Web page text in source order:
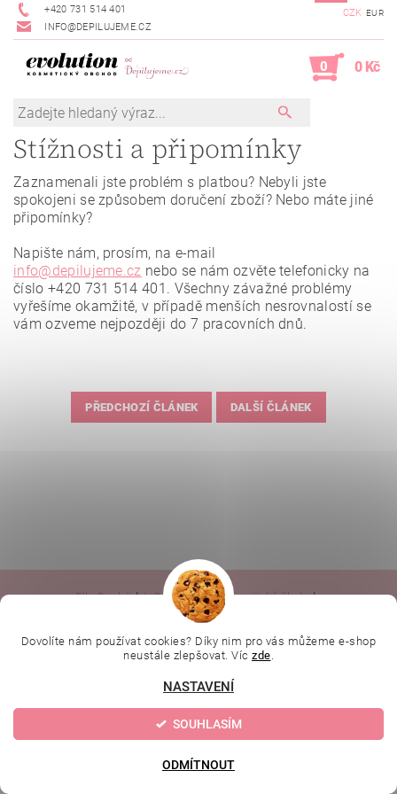
+420 731 514 401
INFO@DEPILUJEME.CZ
CZK EUR
0 0 Kč
Stížnosti a připomínky
Zaznamenali jste problém s platbou? Nebyli jste
spokojeni se způsobem doručení zboží? Nebo máte jiné
připomínky?
Napište nám, prosím, na e-mail
info@depilujeme.cz nebo se nám ozvěte telefonicky na
číslo +420 731 514 401. Všechny závažné problémy
vyřešíme okamžitě, v případě menších nesrovnalostí se
vám ozveme nejpozději do 7 pracovních dnů.
PŘEDCHOZÍ ČLÁNEK DALŠÍ ČLÁNEK
Ella Baché | L.C.P. Paris | Kosmetická škola |
Online kosmetické kurzy | Kozmetickyobchod.sk
Vytvořil Shoptet
Dovolíte nám používat cookies? Díky nim pro vás můžeme e-shop
neustále zlepšovat. Víc zde.
NASTAVENÍ
ODMÍTNOUT
SOUHLASÍM